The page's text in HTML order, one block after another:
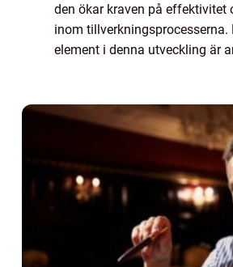
den ökar kraven på effektivitet
inom tillverkningsprocesserna.
element i denna utveckling är